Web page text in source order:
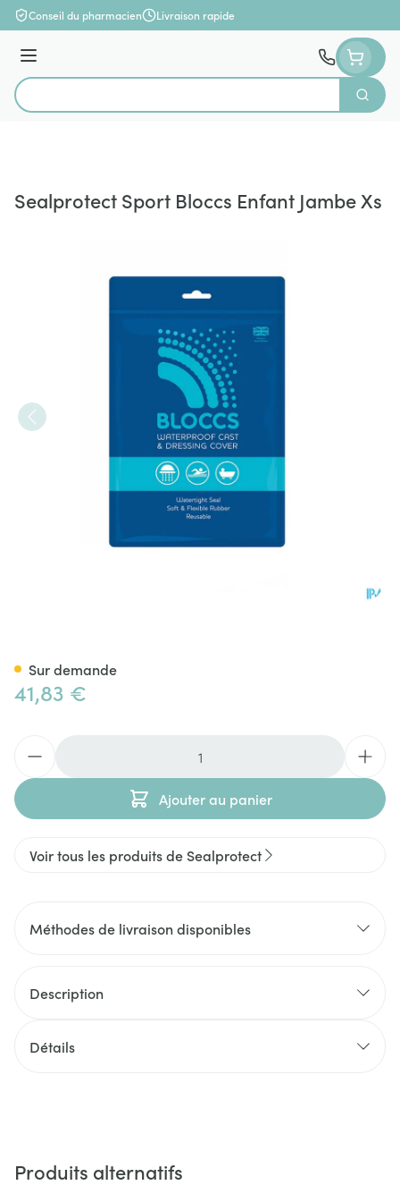
Aller au contenu
Conseil du pharmacien Livraison rapide
Menu
Rechercher
Sealprotect Sport Bloccs Enfant Jambe Xs
41,83 €
Ajouter au panier
Sur demande
Voir tous les produits de Sealprotect
Méthodes de livraison disponibles
Description
Détails
Produits alternatifs